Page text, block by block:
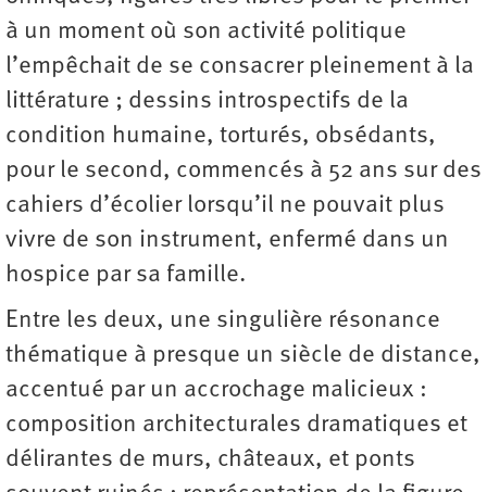
à un moment où son activité politique
l’empêchait de se consacrer pleinement à la
littérature ; dessins introspectifs de la
condition humaine, torturés, obsédants,
pour le second, commencés à 52 ans sur des
cahiers d’écolier lorsqu’il ne pouvait plus
vivre de son instrument, enfermé dans un
hospice par sa famille.
Entre les deux, une singulière résonance
thématique à presque un siècle de distance,
accentué par un accrochage malicieux :
composition architecturales dramatiques et
délirantes de murs, châteaux, et ponts